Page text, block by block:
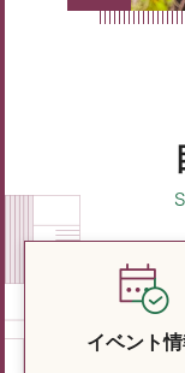
イベント